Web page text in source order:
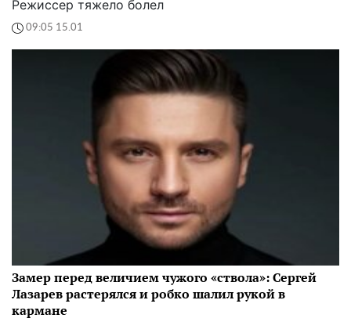
Режиссер тяжело болел
09:05 15.01
Замер перед величием чужого «ствола»: Сергей
Лазарев растерялся и робко шалил рукой в
кармане